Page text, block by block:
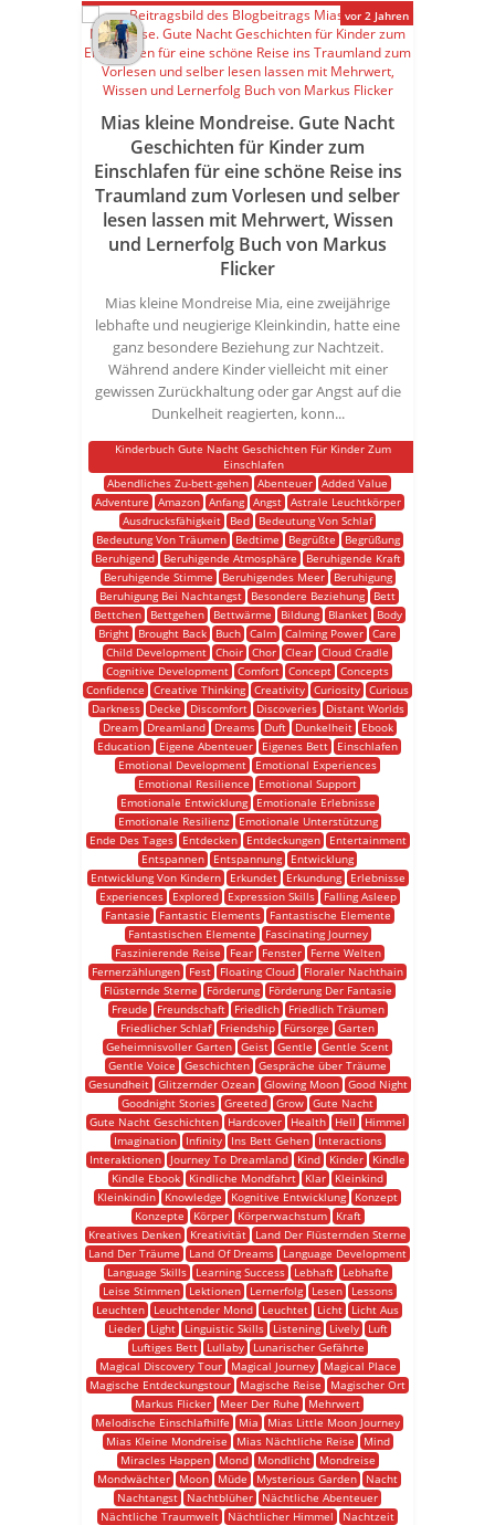
Mias kleine Mondreise. Gute Nacht
Geschichten für Kinder zum
Einschlafen für eine schöne Reise ins
Traumland zum Vorlesen und selber
lesen lassen mit Mehrwert, Wissen
und Lernerfolg Buch von Markus
Flicker
Mias kleine Mondreise Mia, eine zweijährige
lebhafte und neugierige Kleinkindin, hatte eine
ganz besondere Beziehung zur Nachtzeit.
Während andere Kinder vielleicht mit einer
gewissen Zurückhaltung oder gar Angst auf die
Dunkelheit reagierten, konn...
Kinderbuch Gute Nacht Geschichten Für Kinder Zum
Einschlafen
Abendliches Zu-bett-gehen Abenteuer Added Value
Adventure
Amazon Anfang Angst
Astrale Leuchtkörper
Ausdrucksfähigkeit
Bed
Bedeutung Von Schlaf
Bedeutung Von Träumen
Bedtime Begrüßte
Begrüßung
Beruhigend
Beruhigende Atmosphäre
Beruhigende Kraft
Beruhigende Stimme
Beruhigendes Meer
Beruhigung
Beruhigung Bei Nachtangst
Besondere Beziehung
Bett
Bettchen
Bettgehen Bettwärme Bildung Blanket
Body
Bright
Brought Back Buch Calm Calming Power Care
Child Development Choir Chor Clear Cloud Cradle
Cognitive Development Comfort Concept Concepts
Confidence
Creative Thinking Creativity Curiosity Curious
Darkness
Decke Discomfort Discoveries
Distant Worlds
Dream
Dreamland Dreams Duft Dunkelheit
Ebook
Education
Eigene Abenteuer Eigenes Bett
Einschlafen
Emotional Development
Emotional Experiences
Emotional Resilience
Emotional Support
Emotionale Entwicklung
Emotionale Erlebnisse
Emotionale Resilienz
Emotionale Unterstützung
Ende Des Tages
Entdecken Entdeckungen
Entertainment
Entspannen
Entspannung
Entwicklung
Entwicklung Von Kindern
Erkundet Erkundung
Erlebnisse
Experiences
Explored Expression Skills
Falling Asleep
Fantasie
Fantastic Elements
Fantastische Elemente
Fantastischen Elemente
Fascinating Journey
Faszinierende Reise
Fear Fenster
Ferne Welten
Fernerzählungen
Fest Floating Cloud
Floraler Nachthain
Flüsternde Sterne
Förderung
Förderung Der Fantasie
Freude
Freundschaft Friedlich
Friedlich Träumen
Friedlicher Schlaf
Friendship Fürsorge
Garten
Geheimnisvoller Garten Geist Gentle
Gentle Scent
Gentle Voice
Geschichten Gespräche über Träume
Gesundheit
Glitzernder Ozean Glowing Moon
Good Night
Goodnight Stories Greeted Grow Gute Nacht
Gute Nacht Geschichten
Hardcover Health Hell
Himmel
Imagination
Infinity Ins Bett Gehen
Interactions
Interaktionen
Journey To Dreamland Kind Kinder
Kindle
Kindle Ebook
Kindliche Mondfahrt Klar
Kleinkind
Kleinkindin
Knowledge Kognitive Entwicklung
Konzept
Konzepte
Körper Körperwachstum
Kraft
Kreatives Denken
Kreativität
Land Der Flüsternden Sterne
Land Der Träume
Land Of Dreams
Language Development
Language Skills
Learning Success Lebhaft
Lebhafte
Leise Stimmen
Lektionen Lernerfolg Lesen
Lessons
Leuchten
Leuchtender Mond Leuchtet Licht
Licht Aus
Lieder
Light Linguistic Skills Listening Lively
Luft
Luftiges Bett
Lullaby
Lunarischer Gefährte
Magical Discovery Tour
Magical Journey
Magical Place
Magische Entdeckungstour
Magische Reise
Magischer Ort
Markus Flicker
Meer Der Ruhe
Mehrwert
Melodische Einschlafhilfe
Mia
Mias Little Moon Journey
Mias Kleine Mondreise
Mias Nächtliche Reise
Mind
Miracles Happen
Mond Mondlicht
Mondreise
Mondwächter
Moon Müde Mysterious Garden
Nacht
Nachtangst
Nachtblüher
Nächtliche Abenteuer
Nächtliche Traumwelt
Nächtlicher Himmel Nachtzeit
vor 2 Jahren